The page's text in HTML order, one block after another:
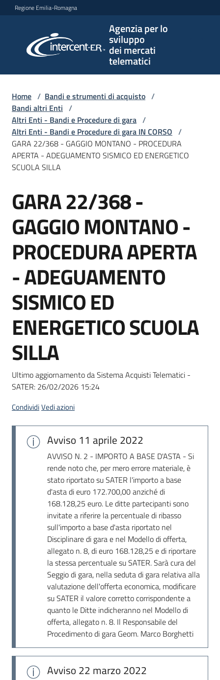
Vai al contenuto
Vai alla navigazione
Vai al footer
Regione Emilia-Romagna
Agenzia per lo
sviluppo
dei mercati
telematici
per lo
sviluppo
telematici
L'Agenzia
e
strumenti
acquisto
Supporto
Piattaforme
telematiche
English
site
Seguici
Home / Bandi e strumenti di acquisto /
Bandi altri Enti /
Altri Enti - Bandi e Procedure di gara /
Altri Enti - Bandi e Procedure di gara IN CORSO /
GARA 22/368 - GAGGIO MONTANO - PROCEDURA
APERTA - ADEGUAMENTO SISMICO ED ENERGETICO
SCUOLA SILLA
Salta al contenuto
GARA 22/368 -
GAGGIO MONTANO -
PROCEDURA APERTA
- ADEGUAMENTO
SISMICO ED
ENERGETICO SCUOLA
SILLA
Ultimo aggiornamento da Sistema Acquisti Telematici -
SATER: 26/02/2026 15:24
CondividiVedi azioni
Avviso 11 aprile 2022
AVVISO N. 2 - IMPORTO A BASE D'ASTA - Si
rende noto che, per mero errore materiale, è
stato riportato su SATER l'importo a base
d'asta di euro 172.700,00 anziché di
168.128,25 euro. Le ditte partecipanti sono
invitate a riferire la percentuale di ribasso
sull'importo a base d'asta riportato nel
Disciplinare di gara e nel Modello di offerta,
allegato n. 8, di euro 168.128,25 e di riportare
la stessa percentuale su SATER. Sarà cura del
Seggio di gara, nella seduta di gara relativa alla
valutazione dell'offerta economica, modificare
su SATER il valore corretto corrispondente a
quanto le Ditte indicheranno nel Modello di
offerta, allegato n. 8. Il Responsabile del
Procedimento di gara Geom. Marco Borghetti
Avviso 22 marzo 2022